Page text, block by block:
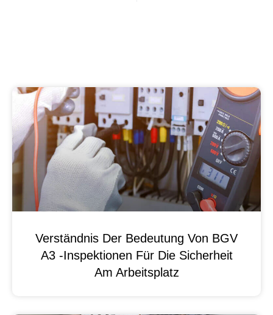
Verständnis Der Bedeutung Von BGV
A3 -Inspektionen Für Die Sicherheit
Am Arbeitsplatz